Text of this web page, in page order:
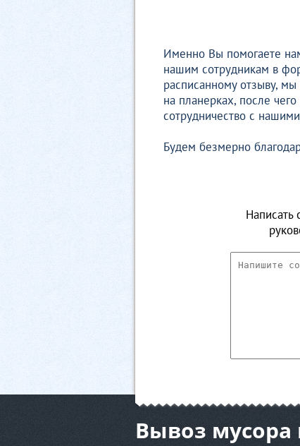
Именно Вы помогаете
нашим сотрудникам в
расписанному отзыву,
на планерках, после
сотрудничество с
Будем безмерно
Написать
Вывоз